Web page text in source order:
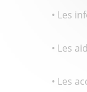
• Les
• Les
• Les